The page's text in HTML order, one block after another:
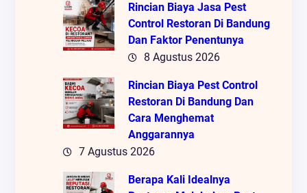
Rincian Biaya Jasa Pest
Control Restoran Di Bandung
Dan Faktor Penentunya
8 Agustus 2026
Rincian Biaya Pest Control
Restoran Di Bandung Dan
Cara Menghemat
Anggarannya
7 Agustus 2026
Berapa Kali Idealnya